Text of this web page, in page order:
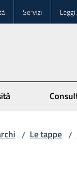
Servizi
/ Le tappe /